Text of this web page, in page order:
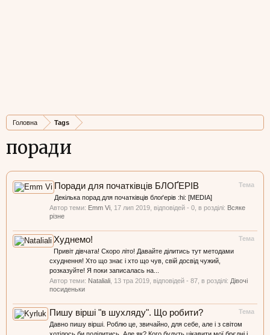
Головна Tags
поради
Тема
Поради для початківців БЛОҐЕРІВ
Декілька порад для початківців блоґерів :hi: [MEDIA]
Автор теми: Emm Vi 17 лип 2019 , відповідей - 0, в розділі: Всяке
різне
Тема
Худнемо!
Привіт дівчата! Скоро літо! Давайте ділитись тут методами
схуднення! Хто що знає і хто що чув, свій досвід чужий,
розказуйте! Я поки записалась на...
Автор теми: Nataliali 13 тра 2019 , відповідей - 87, в розділі: Дівочі
посиденьки
Тема
Пишу вірші "в шухляду". Що робити?
Давно пишу вірші. Роблю це, звичайно, для себе, але і з світом